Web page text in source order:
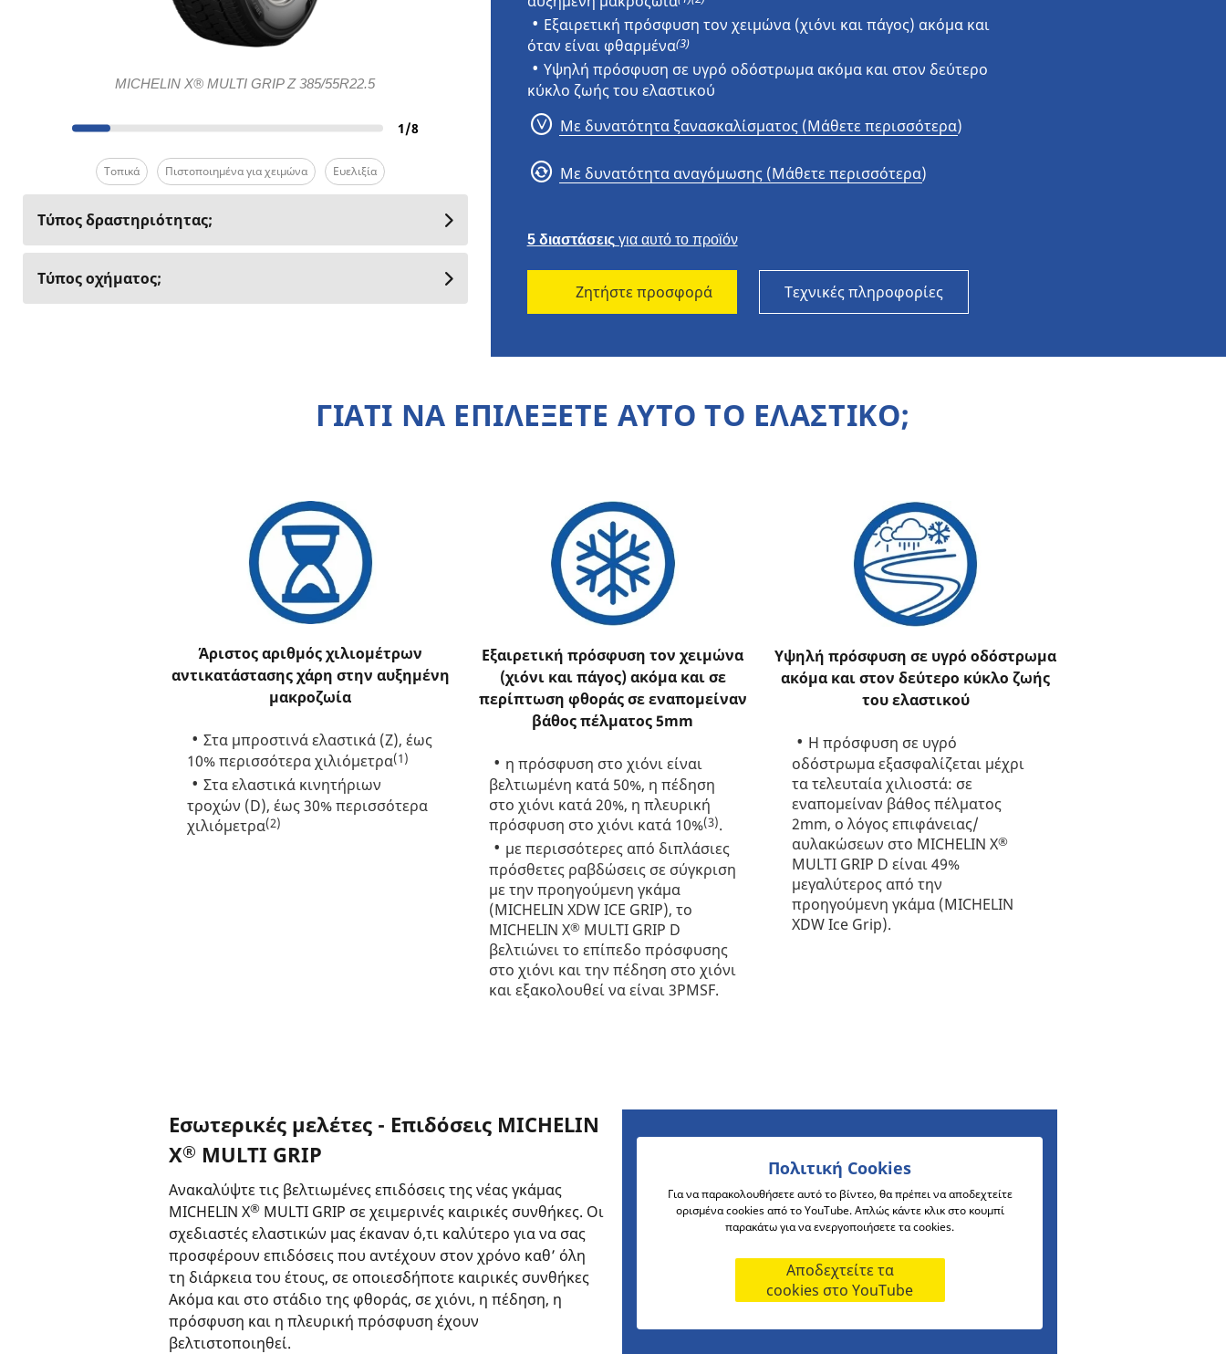
Αυτοκίνητα και SUV
Μοτοσυκλέτες και scooter
MICHELIN X® MULTI GRIP Z 385/55R22.5 MICHELIN X® MULTI GRIP Z 385/65R22.5
1/8
Τοπικά Πιστοποιημένα για χειμώνα Ευελιξία
Τύπος δραστηριότητας;
Τύπος οχήματος;
Εξαιρετική πρόσφυση τον χειμώνα (χιόνι και πάγος) ακόμα και
όταν είναι φθαρμένα(3)
Υψηλή πρόσφυση σε υγρό οδόστρωμα ακόμα και στον δεύτερο
κύκλο ζωής του ελαστικού
Με δυνατότητα ξανασκαλίσματος (Μάθετε περισσότερα)
Με δυνατότητα αναγόμωσης (Μάθετε περισσότερα)
5 διαστάσειςγια αυτό το προϊόν
Ζητήστε προσφορά Τεχνικές πληροφορίες
ΓΙΑΤΙ ΝΑ ΕΠΙΛΕΞΕΤΕ ΑΥΤΟ ΤΟ ΕΛΑΣΤΙΚΟ;
Άριστος αριθμός χιλιομέτρων
αντικατάστασης χάρη στην αυξημένη
μακροζωία
Στα μπροστινά ελαστικά (Z), έως
10% περισσότερα χιλιόμετρα(1)
Στα ελαστικά κινητήριων
τροχών (D), έως 30% περισσότερα
χιλιόμετρα(2)
Εξαιρετική πρόσφυση τον χειμώνα
(χιόνι και πάγος) ακόμα και σε
περίπτωση φθοράς σε εναπομείναν
βάθος πέλματος 5mm
η πρόσφυση στο χιόνι είναι
βελτιωμένη κατά 50%, η πέδηση
στο χιόνι κατά 20%, η πλευρική
πρόσφυση στο χιόνι κατά 10%(3).
με περισσότερες από διπλάσιες
πρόσθετες ραβδώσεις σε σύγκριση
με την προηγούμενη γκάμα
(MICHELIN XDW ICE GRIP), το
MICHELIN X® MULTI GRIP D
βελτιώνει το επίπεδο πρόσφυσης
στο χιόνι και την πέδηση στο χιόνι
και εξακολουθεί να είναι 3PMSF.
Υψηλή πρόσφυση σε υγρό οδόστρωμα
ακόμα και στον δεύτερο κύκλο ζωής
του ελαστικού
Η πρόσφυση σε υγρό
οδόστρωμα εξασφαλίζεται μέχρι
τα τελευταία χιλιοστά: σε
εναπομείναν βάθος πέλματος
2mm, ο λόγος επιφάνειας/
αυλακώσεων στο MICHELIN X®
MULTI GRIP D είναι 49%
μεγαλύτερος από την
προηγούμενη γκάμα (MICHELIN
XDW Ice Grip).
Εσωτερικές μελέτες - Επιδόσεις MICHELIN
X® MULTI GRIP
Ανακαλύψτε τις βελτιωμένες επιδόσεις της νέας γκάμας
MICHELIN X®MULTI GRIP σε χειμερινές καιρικές συνθήκες. Οι
σχεδιαστές ελαστικών μας έκαναν ό,τι καλύτερο για να σας
προσφέρουν επιδόσεις που αντέχουν στον χρόνο καθ’ όλη
τη διάρκεια του έτους, σε οποιεσδήποτε καιρικές συνθήκες
Ακόμα και στο στάδιο της φθοράς, σε χιόνι, η πέδηση, η
πρόσφυση και η πλευρική πρόσφυση έχουν
βελτιστοποιηθεί.
Πολιτική Cookies
Για να παρακολουθήσετε αυτό το βίντεο, θα πρέπει να αποδεχτείτε
ορισμένα cookies από το YouTube. Απλώς κάντε κλικ στο κουμπί
παρακάτω για να ενεργοποιήσετε τα cookies.
Αποδεχτείτε τα
cookies στο YouTube